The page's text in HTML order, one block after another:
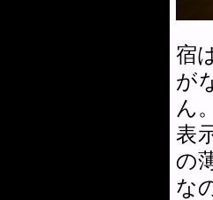
宿
が
ん。
表
の
な